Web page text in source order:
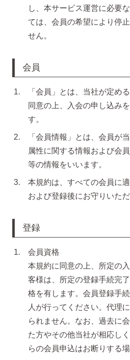
揺れるフックピアス
ピアスチャーム
無くした時の片耳ピアス
ピアスの大きさで選ぶ
シーンで選ぶ
色で選ぶ
誕生石で選ぶ
し、本サービス運営に必要
ては、会員の希望により停
せん。
会員
「会員」とは、当社が定め
同意の上、入会の申し込み
す。
「会員情報」とは、会員が
属性に関する情報および会
等の情報をいいます。
本規約は、すべての会員に
および登録後にお守りいただ
登録
会員資格
本規約に同意の上、所定の
客様は、所定の登録手続完
格を有します。会員登録手
人が行ってください。代理
られません。なお、過去に
た方やその他当社が相応し
らの会員申込はお断りする